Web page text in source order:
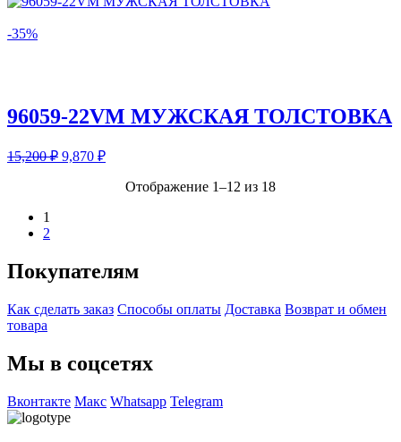
-35%
96059-22VM МУЖСКАЯ ТОЛСТОВКА
15,200₽ 9,870 ₽
Отображение 1–12 из 18
1
2
Покупателям
Как сделать заказ Способы оплаты Доставка Возврат и обмен
товара
Мы в соцсетях
Вконтакте Макс Whatsapp Telegram